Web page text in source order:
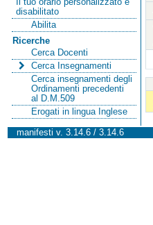
disabilitato
Abilita
Ricerche
Cerca Docenti
Cerca Insegnamenti
Cerca insegnamenti degli
Ordinamenti precedenti
al D.M.509
Erogati in lingua Inglese
manifesti v. 3.14.6 / 3.14.6